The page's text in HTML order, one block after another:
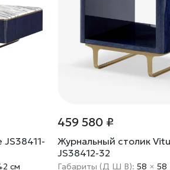
cм
459 580 ₽
Журнальный столик
JS38412-32
Габариты (Д Ш В):58 ×58